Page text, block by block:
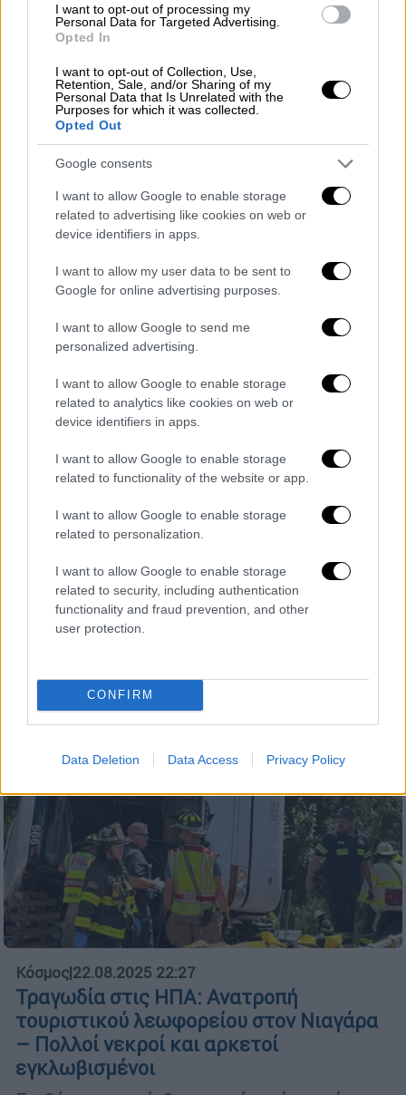
I want to opt-out of processing my
Personal Data for Targeted Advertising.
Opted In
I want to opt-out of Collection, Use,
Retention, Sale, and/or Sharing of my
Personal Data that Is Unrelated with the
Purposes for which it was collected.
Opted Out
Google consents
I want to allow Google to enable storage
related to advertising like cookies on web or
device identifiers in apps.
I want to allow my user data to be sent to
Google for online advertising purposes.
I want to allow Google to send me
personalized advertising.
I want to allow Google to enable storage
related to analytics like cookies on web or
device identifiers in apps.
I want to allow Google to enable storage
related to functionality of the website or app.
I want to allow Google to enable storage
related to personalization.
I want to allow Google to enable storage
related to security, including authentication
functionality and fraud prevention, and other
user protection.
CONFIRM
Data Deletion Data Access Privacy Policy
Κόσμος|22.08.2025 22:41
Ο λιμός «θερίζει» τη Γάζα: «Το παιδί μου
δεν ξέρει τι γεύση έχουν τα φρούτα» -
Συγκλονιστικές μαρτυρίες
οι κάτοικοι της Λωρίδας της Γάζας στο BBC
Ελλάδα|22.08.2025 22:29
Γυναικοκτονία στον Βόλο: Το μήνυμα που
όπλισε το χέρι το δράστη - Οι Αρχές
αναζητούν το δρομολόγιο διαφυγής
Σε σοκ τα παιδιά του ζευγαριού
Κόσμος|22.08.2025 22:27
Τραγωδία στις ΗΠΑ: Ανατροπή
τουριστικού λεωφορείου στον Νιαγάρα
– Πολλοί νεκροί και αρκετοί
εγκλωβισμένοι